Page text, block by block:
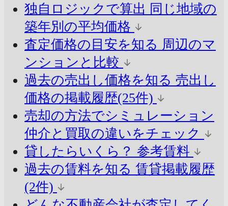
独自ロジックで算出 同じ地域の
築年別の平均価格
査定価格の目安を知る 周辺のマ
ンションと比較
過去の売出し価格を知る 売出し
価格の掲載履歴(25件)
売却の方法でシミュレーション
仲介と買取の違いをチェック
貸したらいくら？ 参考賃料
過去の賃料を知る 賃貸掲載履歴
(2件)